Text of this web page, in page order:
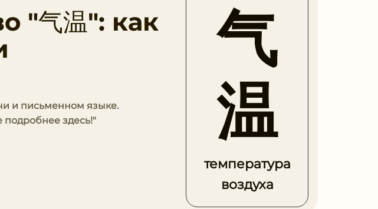
"气温": как
и письменном языке.
здесь!"
气
温
температура
воздуха